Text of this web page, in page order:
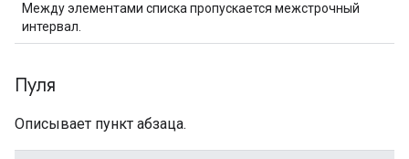
Между элементами списка пропускается межстрочный
интервал.
Пуля
Описывает пункт абзаца.